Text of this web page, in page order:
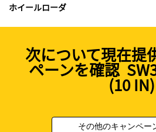
ホイールローダ
次について現在提
ペーンを確認
(10 IN)
その他のキャンペー